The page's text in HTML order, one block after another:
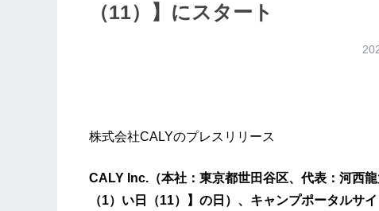
（11）】にスタート
株式会社CALYのプレスリリース
CALY Inc.（本社：東京都世田谷区、代表：河西
（1）い日（11）】の日）、キャンプポータルサ